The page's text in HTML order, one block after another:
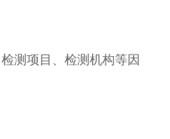
测项目、检测机构等因